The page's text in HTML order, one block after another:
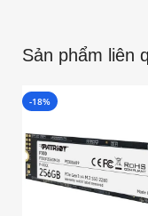
Sản phẩm liên
-18%